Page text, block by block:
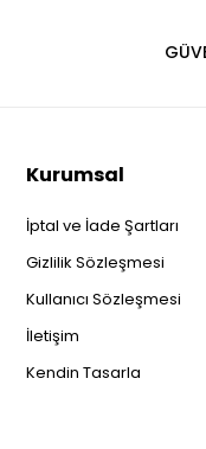
Kurumsal
İptal ve İade Şartları
Gizlilik Sözleşmesi
Kullanıcı Sözleşmesi
İletişim
Kendin Tasarla